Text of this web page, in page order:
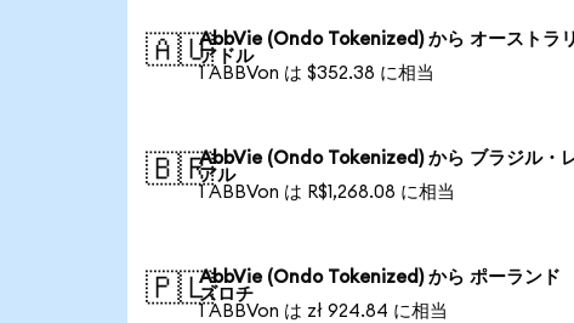
🇦🇺AbbVie (Ondo Tokenized) から オーストラリ
アドル
1 ABBVon は $352.38 に相当
🇧🇷AbbVie (Ondo Tokenized) から ブラジル・
アル
1 ABBVon は R$1,268.08 に相当
🇵🇱AbbVie (Ondo Tokenized) から ポーランド
ズロチ
1 ABBVon は zł 924.84 に相当